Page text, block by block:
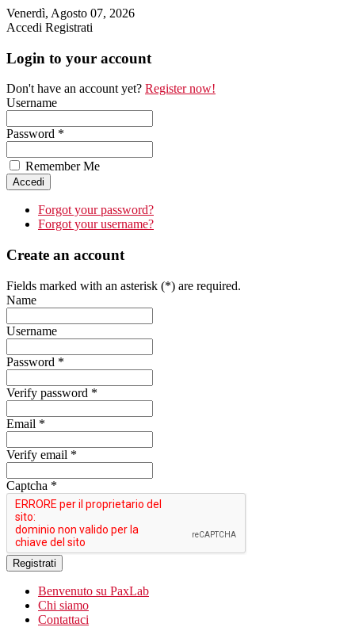
Venerdì, Agosto 07, 2026
Accedi Registrati
Login to your account
Don't have an account yet? Register now!
Username
Password *
Remember Me
Forgot your password?
Forgot your username?
Create an account
Fields marked with an asterisk (*) are required.
Name
Username
Password *
Verify password *
Email *
Verify email *
Captcha *
Registrati
Benvenuto su PaxLab
Chi siamo
Contattaci